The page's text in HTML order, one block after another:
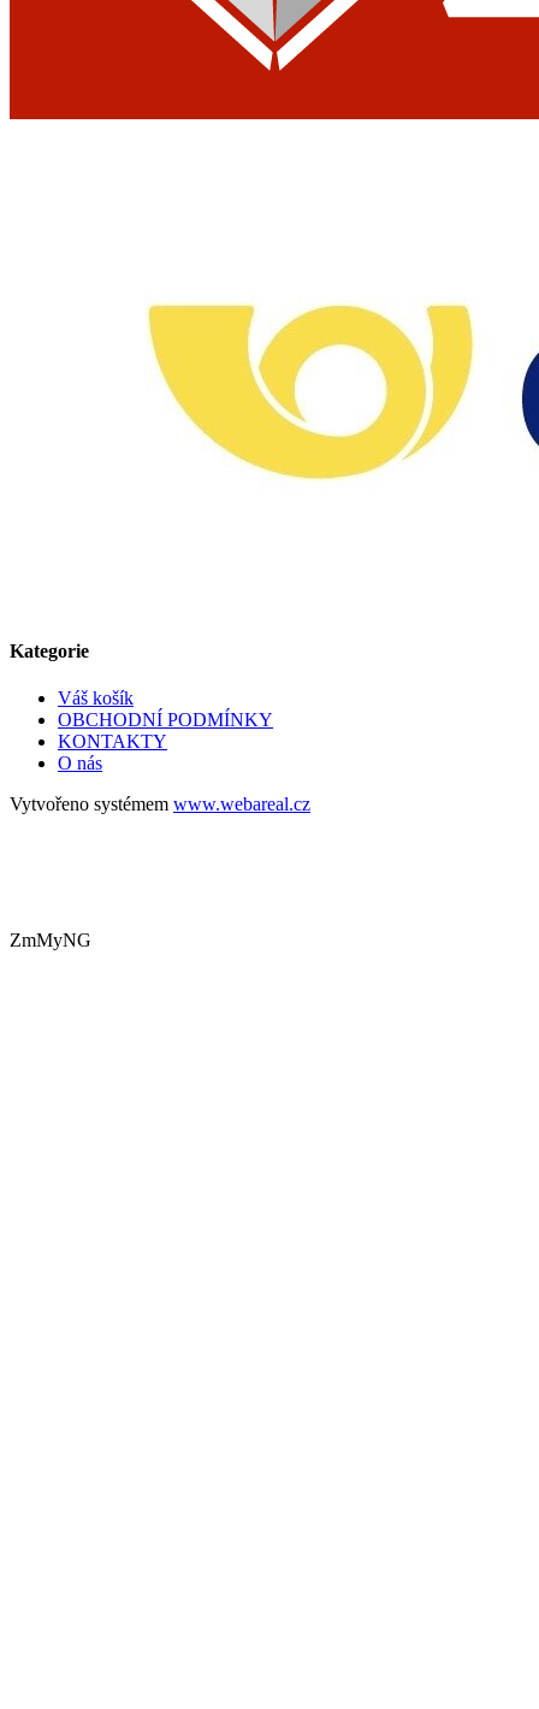
Kategorie
Váš košík
OBCHODNÍ PODMÍNKY
KONTAKTY
O nás
Vytvořeno systémem www.webareal.cz
ZmMyNG